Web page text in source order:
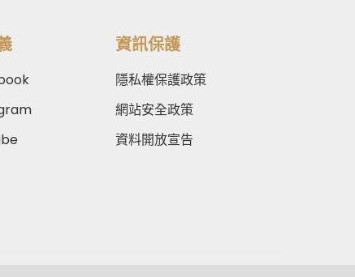
資訊保護
隱私權保護政策
網站安全政策
資料開放宣告